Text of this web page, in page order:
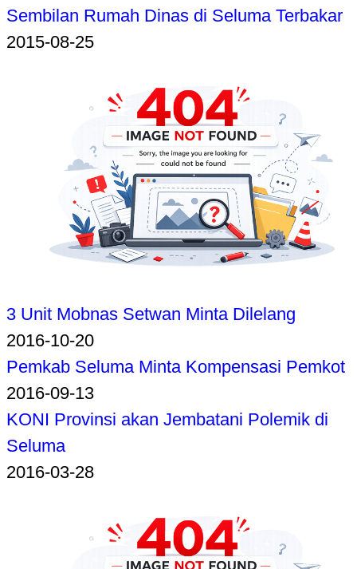
Sembilan Rumah Dinas di Seluma Terbakar
2015-08-25
3 Unit Mobnas Setwan Minta Dilelang
2016-10-20
Pemkab Seluma Minta Kompensasi Pemkot
2016-09-13
KONI Provinsi akan Jembatani Polemik di
Seluma
2016-03-28